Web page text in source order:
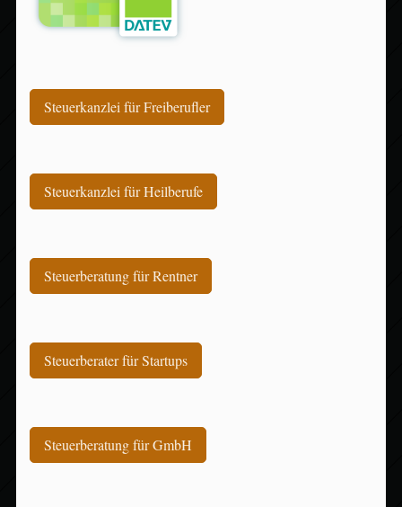
Steuerkanzlei für Freiberufler
Steuerkanzlei für Heilberufe
Steuerberatung für Rentner
Steuerberater für Startups
Steuerberatung für GmbH